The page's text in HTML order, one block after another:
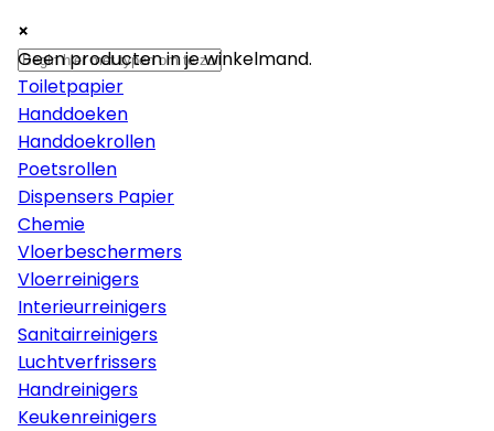
×
Papier
Toiletpapier
Handdoeken
Handdoekrollen
Poetsrollen
Dispensers Papier
Chemie
Vloerbeschermers
Vloerreinigers
Interieurreinigers
Sanitairreinigers
Luchtverfrissers
Handreinigers
Keukenreinigers
×
×
Geen producten in je winkelmand.